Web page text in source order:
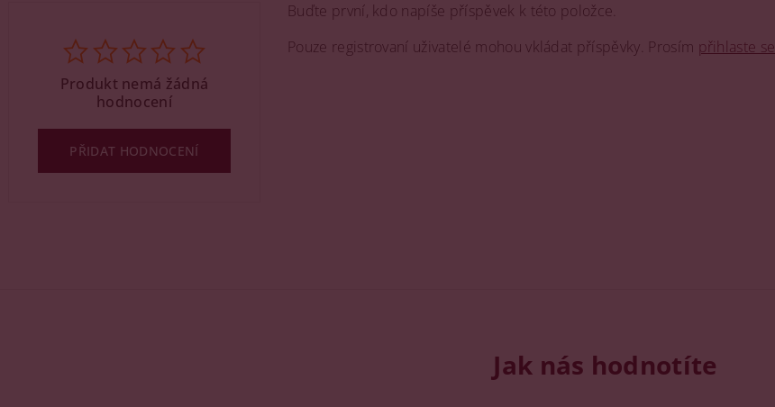
Buďte první, kdo napíše příspěvek k této položce.
Pouze registrovaní uživatelé mohou vkládat příspěvky. Prosím přihlaste se
Produkt nemá žádná
hodnocení
PŘIDAT HODNOCENÍ
Jak nás hodnotíte